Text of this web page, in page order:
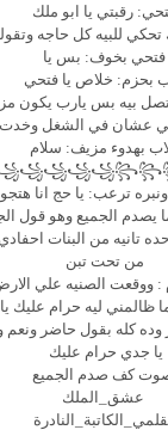
رقبتي يا ابو ملك
تحكي للبيه كل حاجه
فتحي بخوف: بس يا
بحزم: خلاص يا فتحي
بيه بس يارب يكون
عشان في الشغل وخدت
بهدوء مزيف: سلام
ترعب: يا حج انا
يصدم الجميع وهو قول
تانيه من البنات
من تحت تبن
الصنيه علي
ظالمني ليه حرام عليك
وده كله بقول حاضر
يا جدي حرام عليك
كف صدم الجميع
عشق_الملك